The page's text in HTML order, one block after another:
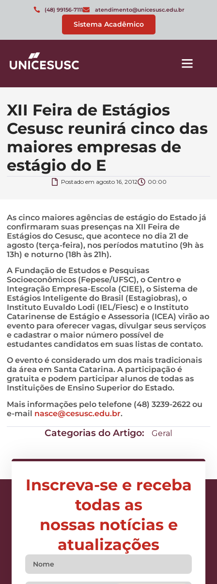
(48) 99156-7111 atendimento@unicesusc.edu.br
Sistema Acadêmico
XII Feira de Estágios
Cesusc reunirá cinco das
maiores empresas de
estágio do E
Postado em agosto 16, 2012 00:00
As cinco maiores agências de estágio do Estado já
confirmaram suas presenças na XII Feira de
Estágios do Cesusc, que acontece no dia 21 de
agosto (terça-feira), nos períodos matutino (9h às
13h) e noturno (18h às 21h).
A Fundação de Estudos e Pesquisas
Socioeconômicos (Fepese/UFSC), o Centro e
Integração Empresa-Escola (CIEE), o Sistema de
Estágios Inteligente do Brasil (Estagiobras), o
Instituto Euvaldo Lodi (IEL/Fiesc) e o Instituto
Catarinense de Estágio e Assessoria (ICEA) virão ao
evento para oferecer vagas, divulgar seus serviços
e cadastrar o maior número possível de
estudantes candidatos em suas listas de contato.
O evento é considerado um dos mais tradicionais
da área em Santa Catarina. A participação é
gratuita e podem participar alunos de todas as
Instituições de Ensino Superior do Estado.
Mais informações pelo telefone (48) 3239-2622 ou
e-mail nasce@cesusc.edu.br.
Categorias do Artigo: Geral
Inscreva-se e receba
todas as
nossas notícias e
atualizações